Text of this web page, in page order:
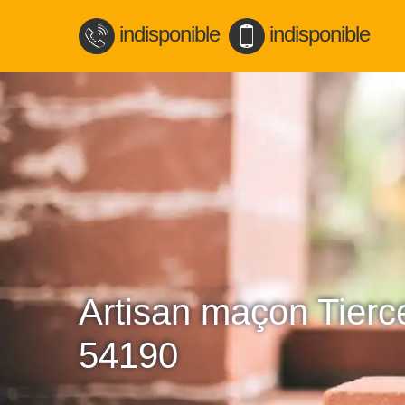
indisponible indisponible
Artisan maçon
54190